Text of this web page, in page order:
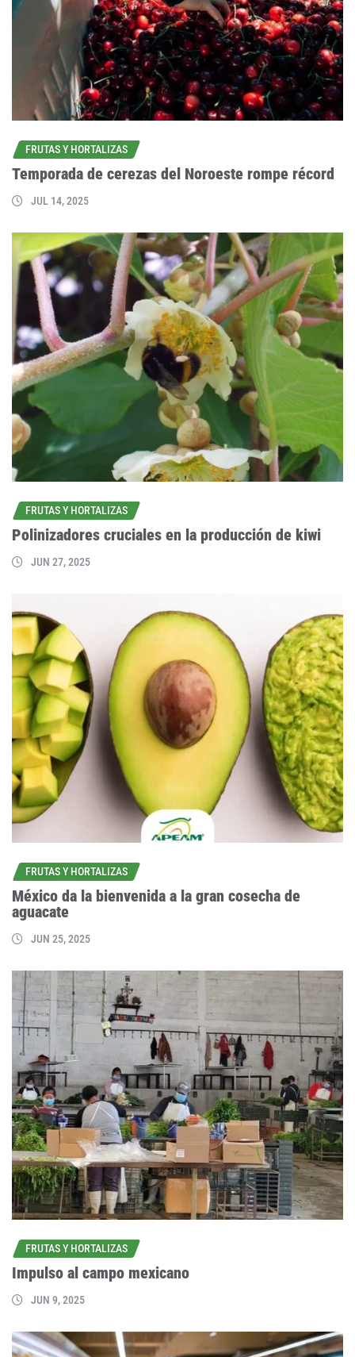
FRUTAS Y HORTALIZAS
Temporada de cerezas del Noroeste rompe récord
JUL 14, 2025
FRUTAS Y HORTALIZAS
Polinizadores cruciales en la producción de kiwi
JUN 27, 2025
FRUTAS Y HORTALIZAS
México da la bienvenida a la gran cosecha de
aguacate
JUN 25, 2025
FRUTAS Y HORTALIZAS
Impulso al campo mexicano
JUN 9, 2025